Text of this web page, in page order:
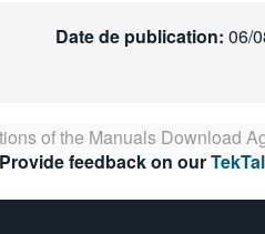
Date de publication: 06/
of the Manuals Download
feedback on our